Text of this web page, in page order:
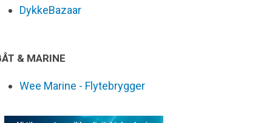
DykkeBazaar
& MARINE
Wee Marine - Flytebrygger